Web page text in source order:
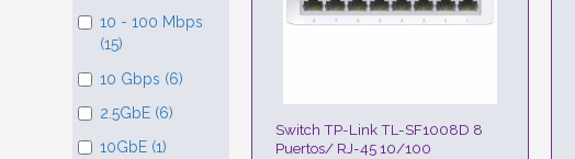
10 - 100 Mbps
(15)
10 Gbps (6)
2.5GbE (6)
10GbE (1)
Switch TP-Link TL-SF1008D 8
Puertos/ RJ-45 10/100